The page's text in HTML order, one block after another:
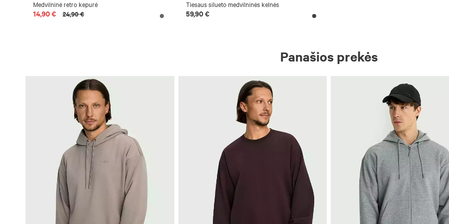
Medvilninė retro kepurė
14,90 € 24,90 €
Tiesaus silueto medvilninės kelnės
59,90 €
Panašios prekės